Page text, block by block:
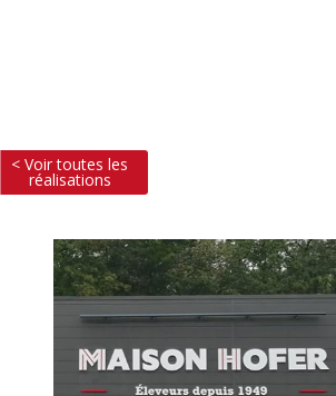
< Voir toutes les
réalisations